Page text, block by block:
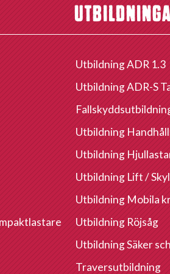
Utbildning ADR 1.3
Utbildning ADR-S
Utbildning
Utbildning
Utbildning Lift /
Utbildning Mobila
Utbildning Röjsåg
Utbildning Säker
Traversutbildning